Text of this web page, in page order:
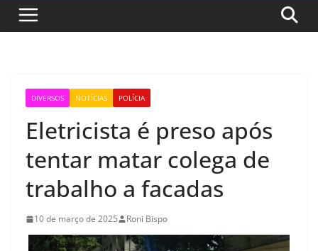
DIVERSOS NOTÍCIAS POLÍCIA
Eletricista é preso após
tentar matar colega de
trabalho a facadas
10 de março de 2025 Roni Bispo